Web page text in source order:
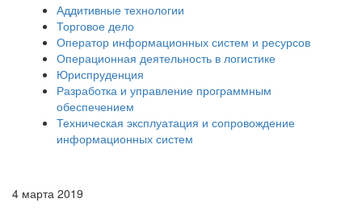
Аддитивные технологии
Торговое дело
Оператор информационных систем и ресурсов
Операционная деятельность в логистике
Юриспруденция
Разработка и управление программным
обеспечением
Техническая эксплуатация и сопровождение
информационных систем
4 марта 2019